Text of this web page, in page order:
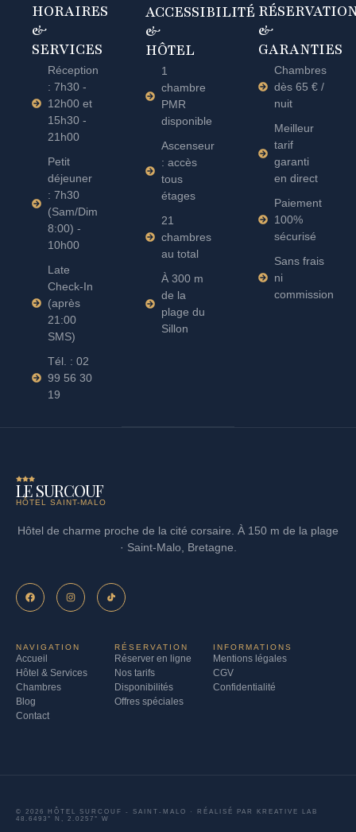
HORAIRES
&
SERVICES
Réception
: 7h30 -
12h00 et
15h30 -
21h00
Petit
déjeuner
: 7h30
(Sam/Dim
8:00) -
10h00
Late
Check-In
(après
21:00
SMS)
Tél. : 02
99 56 30
19
ACCESSIBILITÉ
&
HÔTEL
1
chambre
PMR
disponible
Ascenseur
: accès
tous
étages
21
chambres
au total
À 300 m
de la
plage du
Sillon
&
GARANTIES
Chambres
dès 65 € /
nuit
Meilleur
tarif
garanti
en direct
Paiement
100%
sécurisé
Sans frais
ni
commission
LE SURCOUF
HÔTEL SAINT-MALO
Hôtel de charme proche de la cité corsaire. À 150 m de la plage
· Saint-Malo, Bretagne.
NAVIGATION
Accueil
Hôtel & Services
Chambres
Blog
Contact
RÉSERVATION
Réserver en ligne
Nos tarifs
Disponibilités
Offres spéciales
INFORMATIONS
Mentions légales
CGV
Confidentialité
© 2026 HÔTEL SURCOUF - SAINT-MALO · RÉALISÉ PAR
KREATIVE LAB
48.6493° N, 2.0257° W